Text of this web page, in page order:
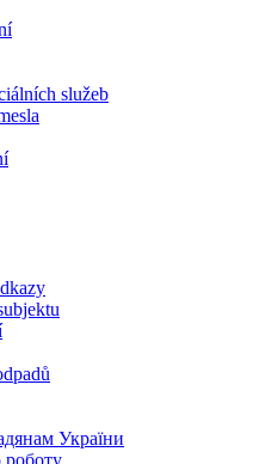
služeb
України
роботу